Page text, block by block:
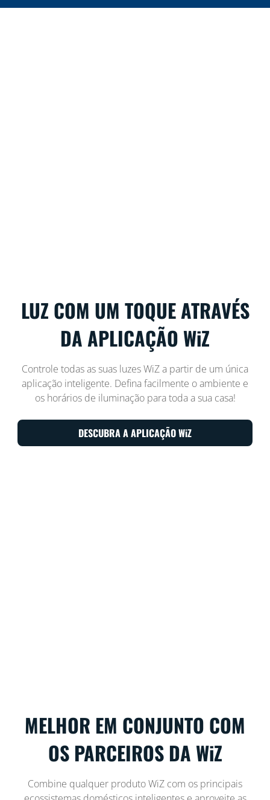
LUZ COM UM TOQUE ATRAVÉS
DA APLICAÇÃO WiZ
Controle todas as suas luzes WiZ a partir de um única
aplicação inteligente. Defina facilmente o ambiente e
os horários de iluminação para toda a sua casa!
DESCUBRA A APLICAÇÃO WiZ
MELHOR EM CONJUNTO COM
OS PARCEIROS DA WiZ
Combine qualquer produto WiZ com os principais